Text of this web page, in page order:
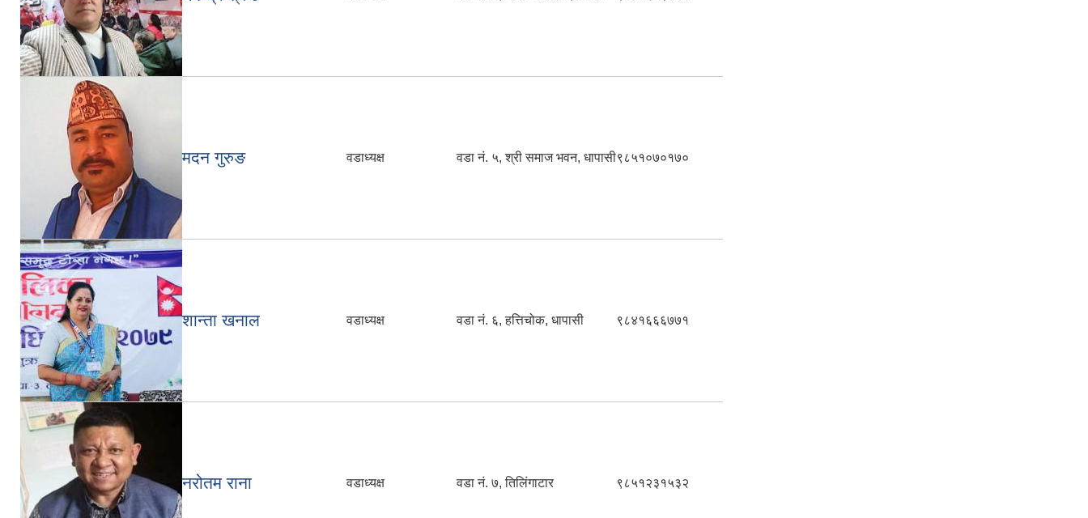
मदन गुरुङ वडाध्यक्ष वडा नं. ५, श्री समाज भवन, धापासी९८५१०७०१७०
शान्ता खनाल वडाध्यक्ष वडा नं. ६, हत्तिचोक, धापासी ९८४१६६६७७१
नरोतम राना वडाध्यक्ष वडा नं. ७, तिलिंगाटार ९८५१२३१५३२